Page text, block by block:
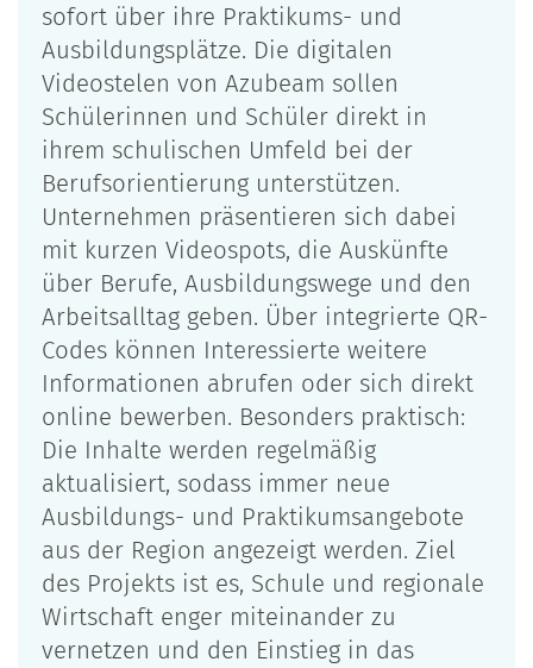
sofort über ihre Praktikums- und
Ausbildungsplätze. Die digitalen
Videostelen von Azubeam sollen
Schülerinnen und Schüler direkt in
ihrem schulischen Umfeld bei der
Berufsorientierung unterstützen.
Unternehmen präsentieren sich dabei
mit kurzen Videospots, die Auskünfte
über Berufe, Ausbildungswege und den
Arbeitsalltag geben. Über integrierte QR-
Codes können Interessierte weitere
Informationen abrufen oder sich direkt
online bewerben. Besonders praktisch:
Die Inhalte werden regelmäßig
aktualisiert, sodass immer neue
Ausbildungs- und Praktikumsangebote
aus der Region angezeigt werden. Ziel
des Projekts ist es, Schule und regionale
Wirtschaft enger miteinander zu
vernetzen und den Einstieg in das